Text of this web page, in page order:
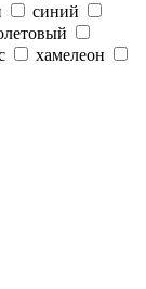
синий
хамелеон